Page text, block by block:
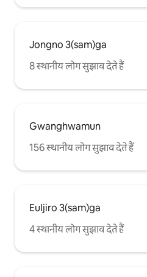
Jongno 3(sam)ga
8 स्थानीय लोग सुझाव देते हैं
Gwanghwamun
156 स्थानीय लोग सुझाव देते हैं
Euljiro 3(sam)ga
4 स्थानीय लोग सुझाव देते हैं